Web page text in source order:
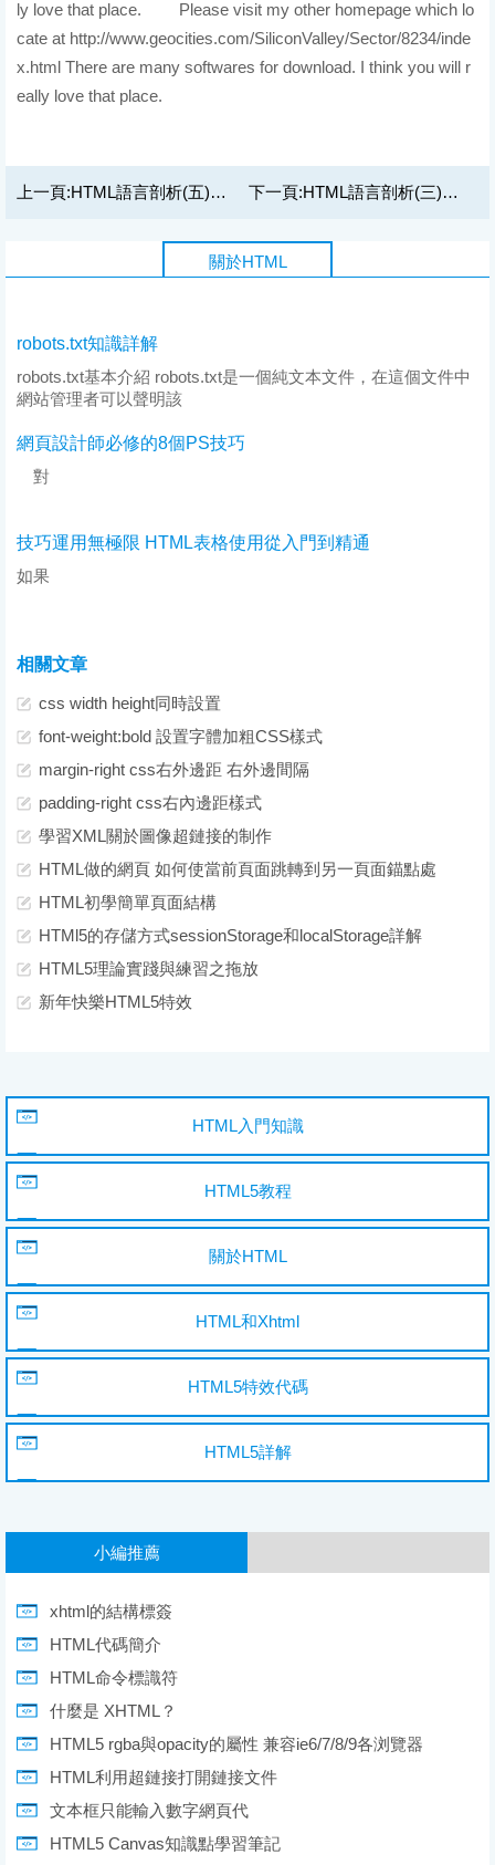
ly love that place.
Please visit my other homepage which lo
cate at http://www.geocities.com/SiliconValley/Sector/8234/inde
x.html There are many softwares for download. I think you will r
eally love that place.
上一頁:HTML語言剖析(五) 字體標記 下一頁:HTML語言剖析(三) 文件標記
關於HTML
robots.txt知識詳解
robots.txt基本介紹 robots.txt是一個純文本文件，在這個文件中
網站管理者可以聲明該
網頁設計師必修的8個PS技巧
對
技巧運用無極限 HTML表格使用從入門到精通
如果
相關文章
css width height同時設置
font-weight:bold 設置字體加粗CSS樣式
margin-right css右外邊距 右外邊間隔
padding-right css右內邊距樣式
學習XML關於圖像超鏈接的制作
HTML做的網頁 如何使當前頁面跳轉到另一頁面錨點處
HTML初學簡單頁面結構
HTMl5的存儲方式sessionStorage和localStorage詳解
HTML5理論實踐與練習之拖放
新年快樂HTML5特效
HTML入門知識
HTML5教程
關於HTML
HTML和Xhtml
HTML5特效代碼
HTML5詳解
小編推薦
xhtml的結構標簽
HTML代碼簡介
HTML命令標識符
什麼是 XHTML？
HTML5 rgba與opacity的屬性 兼容ie6/7/8/9各浏覽器
HTML利用超鏈接打開鏈接文件
文本框只能輸入數字網頁代
HTML5 Canvas知識點學習筆記